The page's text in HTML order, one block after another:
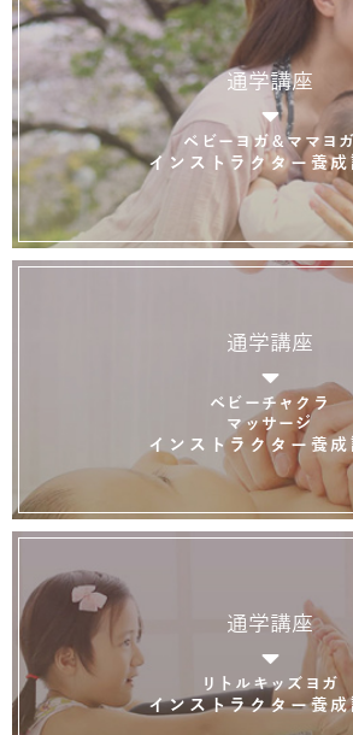
通学講座
ベビーヨガ＆ママヨガ
インストラクター養成
通学講座
ベビーチャクラ
マッサージ
インストラクター養成
通学講座
リトルキッズヨガ
インストラクター養